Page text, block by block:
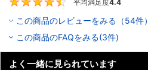
平均満足度4.4
この商品のレビューをみる（54件）
この商品のFAQをみる(3件)
よく一緒に見られています